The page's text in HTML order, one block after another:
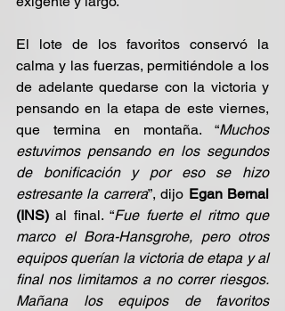
El lote de los favoritos conservó la
calma y las fuerzas, permitiéndole a los
de adelante quedarse con la victoria y
pensando en la etapa de este viernes,
que termina en montaña. “Muchos
estuvimos pensando en los segundos
de bonificación y por eso se hizo
estresante la carrera”, dijo Egan Bernal
(INS) al final. “Fue fuerte el ritmo que
marco el Bora-Hansgrohe, pero otros
equipos querían la victoria de etapa y al
final nos limitamos a no correr riesgos.
Mañana los equipos de favoritos